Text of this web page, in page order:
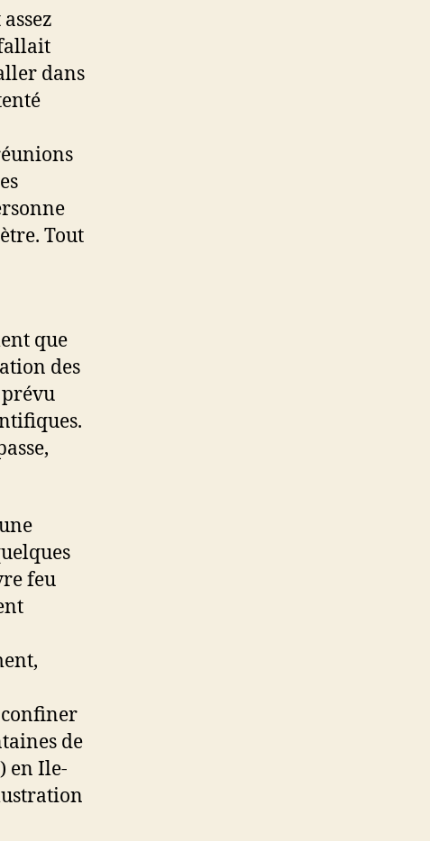
dans
Tout
que
des
feu
confiner
de
en Ile-